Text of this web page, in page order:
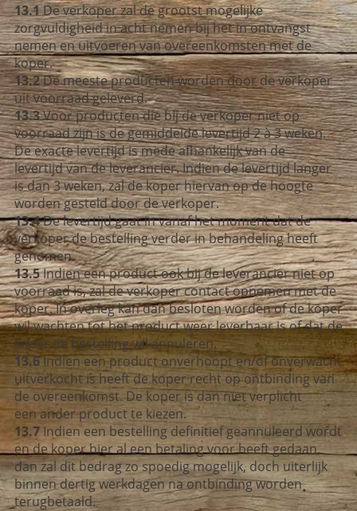
13.1De verkoper zal de grootst mogelijke
zorgvuldigheid in acht nemen bij hetin ontvangst
nemen en uitvoeren van overeenkomsten met de
koper.
13.2De meeste producten worden door de verkoper
uit voorraad geleverd.
13.3Voor producten die bij de verkoper niet op
voorraad zijn is de gemiddeldelevertijd 2 à 3 weken.
De exacte levertijd is mede afhankelijk van de
levertijdvan de leverancier. Indien de levertijd langer
is dan 3 weken, zal de koperhiervan op de hoogte
worden gesteld door de verkoper.
13.4De levertijd gaat in vanaf het moment dat de
verkoper de bestelling verderin behandeling heeft
genomen.
13.5Indien een product ook bij de leverancier niet op
voorraad is, zal de verkopercontact opnemen met de
koper. In overleg kan dan besloten worden of dekoper
wil wachten tot het product weer leverbaar is of dat de
koper debestelling wil annuleren.
13.6Indien een product onverhoopt en/of onverwacht
uitverkocht is heeft de koperrecht op ontbinding van
de overeenkomst. De koper is dan niet verplicht
een ander product te kiezen.
13.7Indien een bestelling definitief geannuleerd wordt
en de koper hieral een betaling voor heeft gedaan,
dan zal dit bedrag zo spoedig mogelijk,doch uiterlijk
binnen dertig werkdagen na ontbinding worden
terugbetaald.